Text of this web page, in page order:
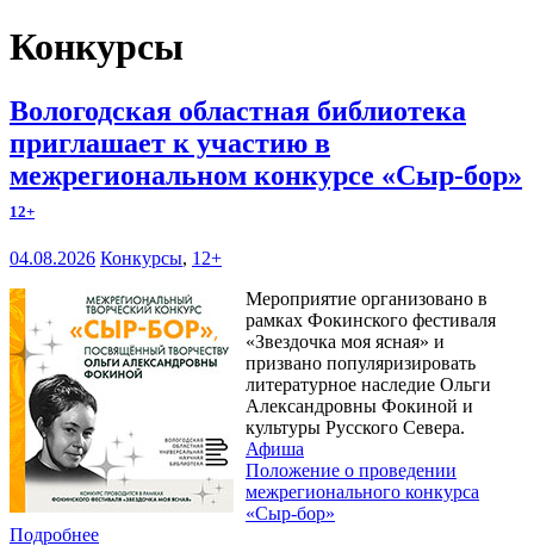
Конкурсы
Вологодская областная библиотека
приглашает к участию в
межрегиональном конкурсе «Сыр-бор»
12+
04.08.2026 Конкурсы, 12+
Мероприятие организовано в
рамках Фокинского фестиваля
«Звездочка моя ясная» и
призвано популяризировать
литературное наследие Ольги
Александровны Фокиной и
культуры Русского Севера.
Афиша
Положение о проведении
межрегионального конкурса
«Сыр-бор»
Подробнее